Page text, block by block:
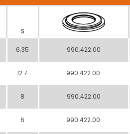
S
6.35 990.422.00
12.7 990.422.00
8 990.422.00
6 990.422.00